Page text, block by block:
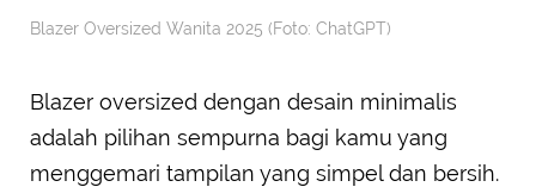
Blazer Oversized Wanita 2025 (Foto: ChatGPT)
Blazer oversized dengan desain minimalis
adalah pilihan sempurna bagi kamu yang
menggemari tampilan yang simpel dan bersih.